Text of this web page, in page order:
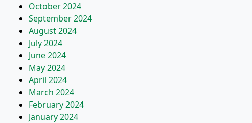
October 2024
September 2024
August 2024
July 2024
June 2024
May 2024
April 2024
March 2024
February 2024
January 2024